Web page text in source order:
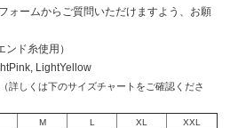
ォームからご質問いただけますよう、お願
ド糸使用）
LightYellow
（詳しくは下のサイズチャートをご確認くださ
M L XL
XXL